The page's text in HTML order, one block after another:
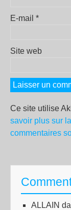
E-mail *
Site web
Ce site utilise
savoir plus sur
commentaires
ALLAIN